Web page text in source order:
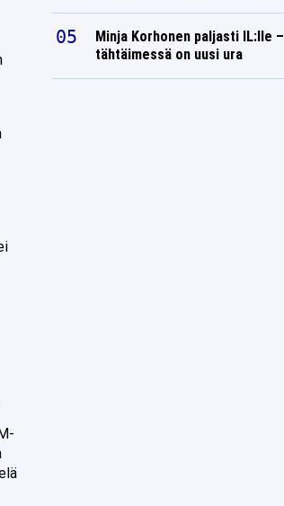
Minja Korhonen paljasti IL:lle –
tähtäimessä on uusi ura